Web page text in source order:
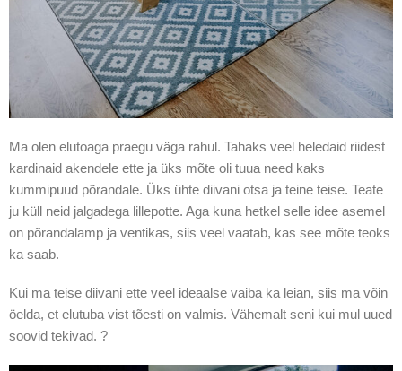
Ma olen elutoaga praegu väga rahul. Tahaks veel heledaid riidest
kardinaid akendele ette ja üks mõte oli tuua need kaks
kummipuud põrandale. Üks ühte diivani otsa ja teine teise. Teate
ju küll neid jalgadega lillepotte. Aga kuna hetkel selle idee asemel
on põrandalamp ja ventikas, siis veel vaatab, kas see mõte teoks
ka saab.
Kui ma teise diivani ette veel ideaalse vaiba ka leian, siis ma võin
öelda, et elutuba vist tõesti on valmis. Vähemalt seni kui mul uued
soovid tekivad. ?